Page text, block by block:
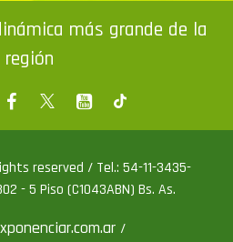
más grande de la
región
reserved / Tel.: 54-11-3435-
- 5 Piso (C1043ABN) Bs. As.
/